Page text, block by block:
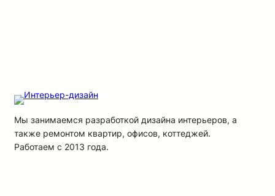
Мы занимаемся разработкой дизайна интерьеров, а
также ремонтом квартир, офисов, коттеджей.
Работаем с 2013 года.